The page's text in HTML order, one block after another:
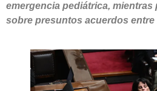
emergencia pediátrica, mientras
sobre presuntos acuerdos entre